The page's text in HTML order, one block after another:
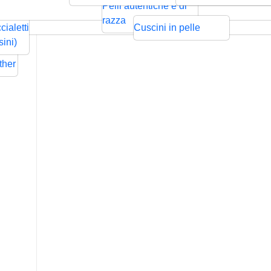
Rilievo
Pelli autentiche e di
razza
Pressione
Cuscini in pelle